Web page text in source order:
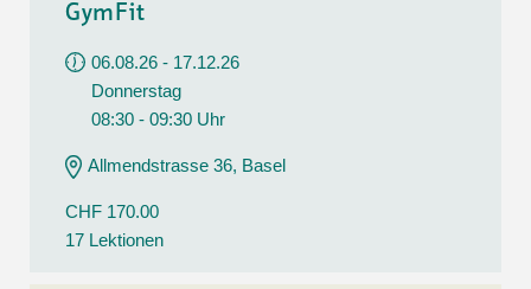
GymFit
06.08.26 - 17.12.26
Donnerstag
08:30 - 09:30 Uhr
Allmendstrasse 36, Basel
CHF 170.00
17 Lektionen